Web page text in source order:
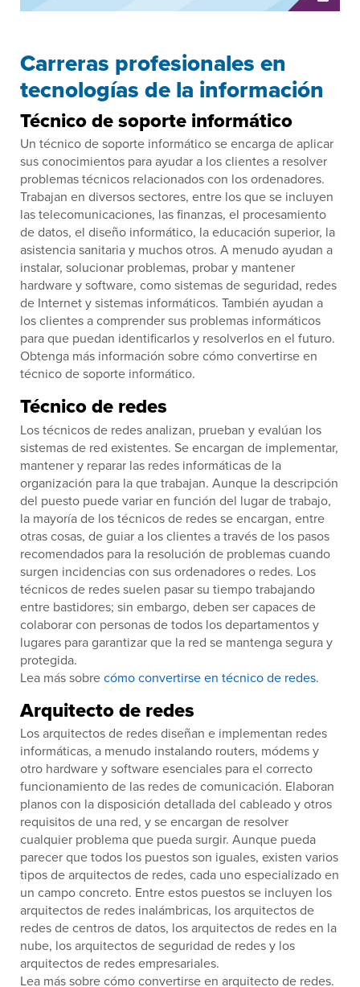
Carreras profesionales en
tecnologías de la información
Técnico de soporte informático
Un técnico de soporte informático se encarga de aplicar
sus conocimientos para ayudar a los clientes a resolver
problemas técnicos relacionados con los ordenadores.
Trabajan en diversos sectores, entre los que se incluyen
las telecomunicaciones, las finanzas, el procesamiento
de datos, el diseño informático, la educación superior, la
asistencia sanitaria y muchos otros. A menudo ayudan a
instalar, solucionar problemas, probar y mantener
hardware y software, como sistemas de seguridad, redes
de Internet y sistemas informáticos. También ayudan a
los clientes a comprender sus problemas informáticos
para que puedan identificarlos y resolverlos en el futuro.
Obtenga más información sobre cómo convertirse en
técnico de soporte informático.
Técnico de redes
Los técnicos de redes analizan, prueban y evalúan los
sistemas de red existentes. Se encargan de implementar,
mantener y reparar las redes informáticas de la
organización para la que trabajan. Aunque la descripción
del puesto puede variar en función del lugar de trabajo,
la mayoría de los técnicos de redes se encargan, entre
otras cosas, de guiar a los clientes a través de los pasos
recomendados para la resolución de problemas cuando
surgen incidencias con sus ordenadores o redes. Los
técnicos de redes suelen pasar su tiempo trabajando
entre bastidores; sin embargo, deben ser capaces de
colaborar con personas de todos los departamentos y
lugares para garantizar que la red se mantenga segura y
protegida.
Lea más sobrecómo convertirse en técnico de redes.
Arquitecto de redes
Los arquitectos de redes diseñan e implementan redes
informáticas, a menudo instalando routers, módems y
otro hardware y software esenciales para el correcto
funcionamiento de las redes de comunicación. Elaboran
planos con la disposición detallada del cableado y otros
requisitos de una red, y se encargan de resolver
cualquier problema que pueda surgir. Aunque pueda
parecer que todos los puestos son iguales, existen varios
tipos de arquitectos de redes, cada uno especializado en
un campo concreto. Entre estos puestos se incluyen los
arquitectos de redes inalámbricas, los arquitectos de
redes de centros de datos, los arquitectos de redes en la
nube, los arquitectos de seguridad de redes y los
arquitectos de redes empresariales.
Lea más sobre cómo convertirse en arquitecto de redes.